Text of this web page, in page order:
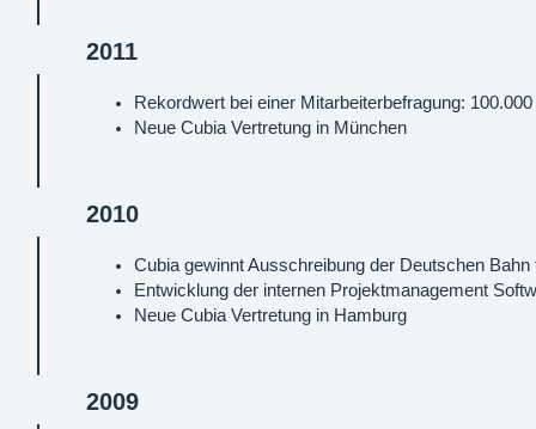
2011
Rekordwert bei einer Mitarbeiterbefragung:
Neue Cubia Vertretung in München
2010
Cubia gewinnt Ausschreibung der Deutschen
Entwicklung der internen Projektmanagement
Neue Cubia Vertretung in Hamburg
2009